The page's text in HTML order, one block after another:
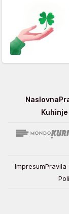
StvarNaslovna
ImpresumPravila